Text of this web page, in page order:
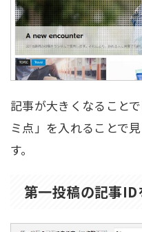
記事が大きくなること
ミ点」を入れることで
す。
第一投稿の記事ID